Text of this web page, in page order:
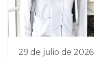
29 de julio de 2026